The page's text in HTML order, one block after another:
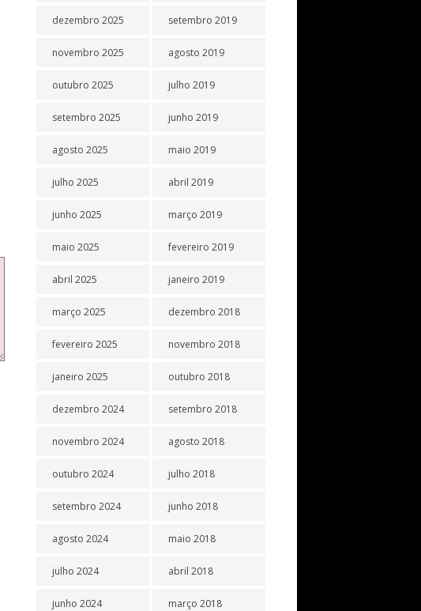
dezembro 2025
novembro 2025
outubro 2025
setembro 2025
agosto 2025
julho 2025
junho 2025
maio 2025
abril 2025
março 2025
fevereiro 2025
janeiro 2025
dezembro 2024
novembro 2024
outubro 2024
setembro 2024
agosto 2024
julho 2024
junho 2024
setembro 2019
agosto 2019
julho 2019
junho 2019
maio 2019
abril 2019
março 2019
fevereiro 2019
janeiro 2019
dezembro 2018
novembro 2018
outubro 2018
setembro 2018
agosto 2018
julho 2018
junho 2018
maio 2018
abril 2018
março 2018